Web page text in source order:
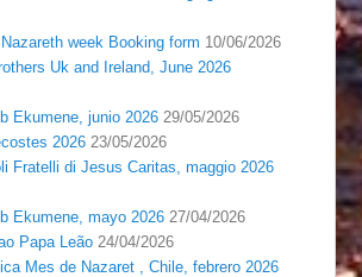
week Booking form 10/06/2026
Uk and Ireland, June 2026
Ekumene, junio 2026 29/05/2026
2026 23/05/2026
Fratelli di Jesus Caritas, maggio 2026
Ekumene, mayo 2026 27/04/2026
Papa Leão 24/04/2026
Mes de Nazaret , Chile, febrero 2026